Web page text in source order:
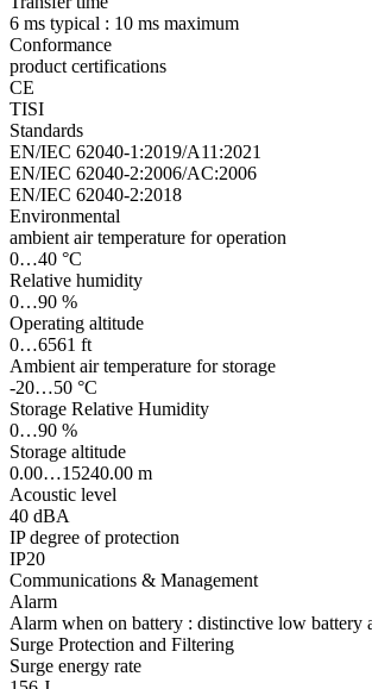
6 ms typical : 10 ms maximum
Conformance
product certifications
CE
TISI
Standards
EN/IEC 62040-1:2019/A11:2021
EN/IEC 62040-2:2006/AC:2006
EN/IEC 62040-2:2018
Environmental
ambient air temperature for operation
0…40 °C
Relative humidity
0…90 %
Operating altitude
0…6561 ft
Ambient air temperature for storage
-20…50 °C
Storage Relative Humidity
0…90 %
Storage altitude
0.00…15240.00 m
Acoustic level
40 dBA
IP degree of protection
IP20
Communications & Management
Alarm
Alarm when on battery : distinctive low battery
Surge Protection and Filtering
Surge energy rate